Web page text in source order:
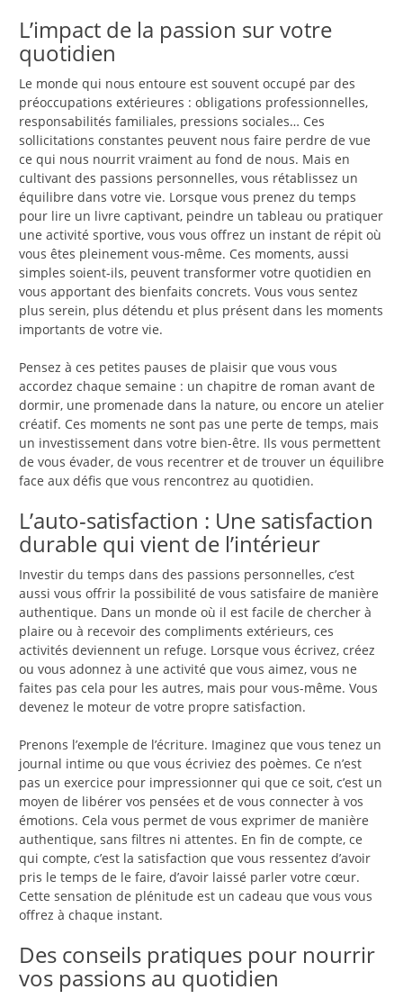
L’impact de la passion sur votre
quotidien
Le monde qui nous entoure est souvent occupé par des
préoccupations extérieures : obligations professionnelles,
responsabilités familiales, pressions sociales… Ces
sollicitations constantes peuvent nous faire perdre de vue
ce qui nous nourrit vraiment au fond de nous. Mais en
cultivant des passions personnelles, vous rétablissez un
équilibre dans votre vie. Lorsque vous prenez du temps
pour lire un livre captivant, peindre un tableau ou pratiquer
une activité sportive, vous vous offrez un instant de répit où
vous êtes pleinement vous-même. Ces moments, aussi
simples soient-ils, peuvent transformer votre quotidien en
vous apportant des bienfaits concrets. Vous vous sentez
plus serein, plus détendu et plus présent dans les moments
importants de votre vie.
Pensez à ces petites pauses de plaisir que vous vous
accordez chaque semaine : un chapitre de roman avant de
dormir, une promenade dans la nature, ou encore un atelier
créatif. Ces moments ne sont pas une perte de temps, mais
un investissement dans votre bien-être. Ils vous permettent
de vous évader, de vous recentrer et de trouver un équilibre
face aux défis que vous rencontrez au quotidien.
L’auto-satisfaction : Une satisfaction
durable qui vient de l’intérieur
Investir du temps dans des passions personnelles, c’est
aussi vous offrir la possibilité de vous satisfaire de manière
authentique. Dans un monde où il est facile de chercher à
plaire ou à recevoir des compliments extérieurs, ces
activités deviennent un refuge. Lorsque vous écrivez, créez
ou vous adonnez à une activité que vous aimez, vous ne
faites pas cela pour les autres, mais pour vous-même. Vous
devenez le moteur de votre propre satisfaction.
Prenons l’exemple de l’écriture. Imaginez que vous tenez un
journal intime ou que vous écriviez des poèmes. Ce n’est
pas un exercice pour impressionner qui que ce soit, c’est un
moyen de libérer vos pensées et de vous connecter à vos
émotions. Cela vous permet de vous exprimer de manière
authentique, sans filtres ni attentes. En fin de compte, ce
qui compte, c’est la satisfaction que vous ressentez d’avoir
pris le temps de le faire, d’avoir laissé parler votre cœur.
Cette sensation de plénitude est un cadeau que vous vous
offrez à chaque instant.
Des conseils pratiques pour nourrir
vos passions au quotidien